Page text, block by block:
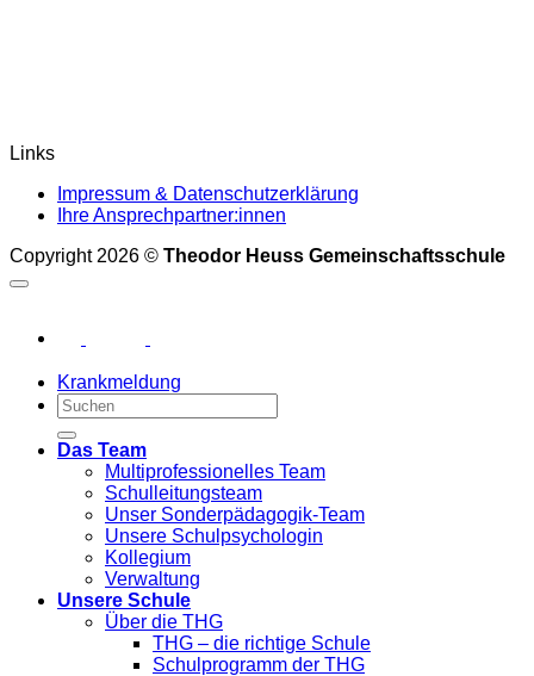
Links
Impressum & Datenschutzerklärung
Ihre Ansprechpartner:innen
Copyright 2026 © Theodor Heuss Gemeinschaftsschule
Krankmeldung
Das Team
Multiprofessionelles Team
Schulleitungsteam
Unser Sonderpädagogik-Team
Unsere Schulpsychologin
Kollegium
Verwaltung
Unsere Schule
Über die THG
THG – die richtige Schule
Schulprogramm der THG